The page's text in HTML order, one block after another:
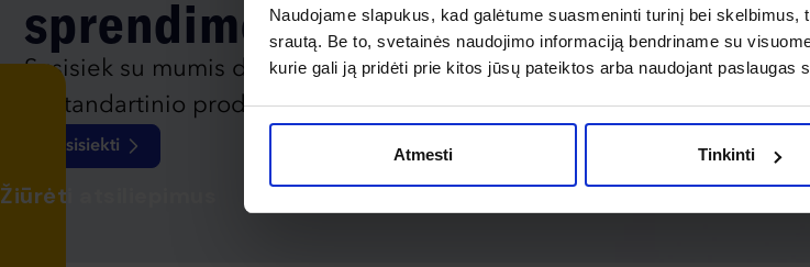
Naudojame slapukus, kad galėtume suasmeninti turinį bei
srautą. Be to, svetainės naudojimo informaciją bendriname su
kurie gali ją pridėti prie kitos jūsų pateiktos arba naudojant paslaugas
Atmesti Tinkinti
Žiūrėti atsiliepimus
sprendimo?
Susisiek su mumis dėl
nestandartinio produkto aptarimo.
Susisiekti